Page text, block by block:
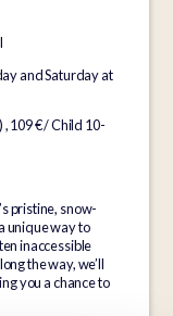
Saturday at
€ / Child 10-
pristine, snow-
unique way to
inaccessible
the way, we’ll
you a chance to